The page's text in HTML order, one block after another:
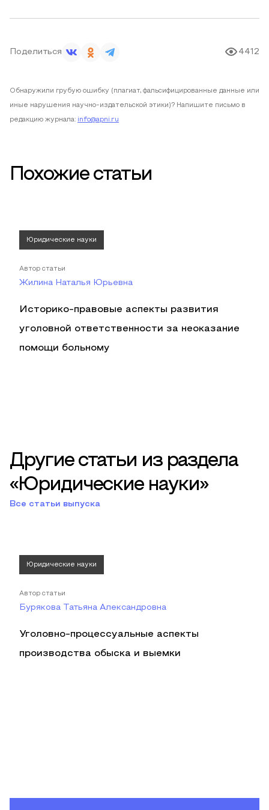
Поделиться 4412
Обнаружили грубую ошибку (плагиат, фальсифицированные данные или
иные нарушения научно-издательской этики)? Напишите письмо в
редакцию журнала: info@apni.ru
Похожие статьи
Юридические науки
Автор статьи
Жилина Наталья Юрьевна
Историко-правовые аспекты развития
уголовной ответственности за неоказание
помощи больному
Другие статьи из раздела
«Юридические науки»
Все статьи выпуска
Юридические науки
Автор статьи
Бурякова Татьяна Александровна
Уголовно-процессуальные аспекты
производства обыска и выемки